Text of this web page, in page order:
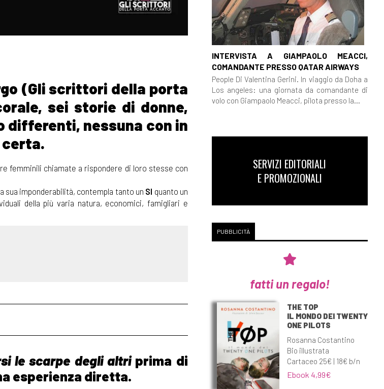
(Gli scrittori della porta
sei storie di donne,
differenti, nessuna con in
femminili chiamate a rispondere di loro stesse con
sua imponderabilità, contempla tanto un SI quanto un
della più varia natura, economici, famigliari e
le scarpe degli altriprima di
esperienza diretta.
INTERVISTA A GIAMPAOLO MEACCI,
COMANDANTE PRESSO QATAR AIRWAYS
People Di Valentina Gerini. In viaggio da Doha a
Los angeles: una giornata da comandante di
volo con Giampaolo Meacci, pilota presso la...
SERVIZI EDITORIALI
E PROMOZIONALI
PUBBLICITÀ
fatti un regalo!
THE TOP
IL MONDO DEI TWENTY
ONE PILOTS
Rosanna Costantino
Bio illustrata
Cartaceo 25€ | 18€ b/n
Ebook 4,99€